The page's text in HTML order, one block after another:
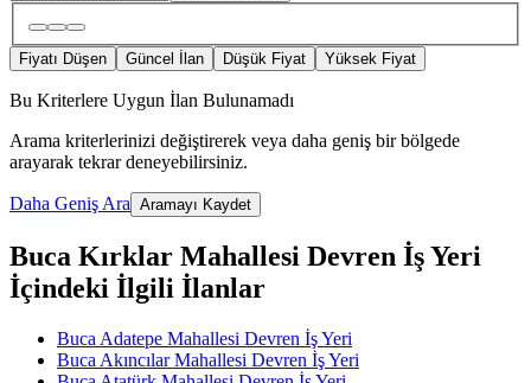
Fiyatı Düşen Güncel İlan Düşük Fiyat Yüksek Fiyat
Bu Kriterlere Uygun İlan Bulunamadı
Arama kriterlerinizi değiştirerek veya daha geniş bir bölgede
arayarak tekrar deneyebilirsiniz.
Daha Geniş Ara Aramayı Kaydet
Buca Kırklar Mahallesi Devren İş Yeri
İçindeki İlgili İlanlar
Buca Adatepe Mahallesi Devren İş Yeri
Buca Akıncılar Mahallesi Devren İş Yeri